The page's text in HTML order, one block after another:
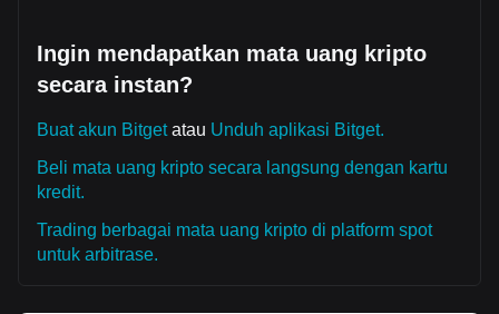
Ingin mendapatkan mata uang kripto
secara instan?
Buat akun Bitgetatau Unduh aplikasi Bitget.
Beli mata uang kripto secara langsung dengan kartu
kredit.
Trading berbagai mata uang kripto di platform spot
untuk arbitrase.